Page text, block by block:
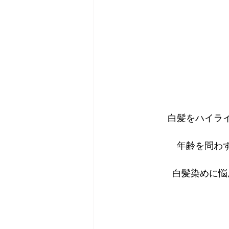
白髪をハイラ
年齢を問わ
白髪染めに